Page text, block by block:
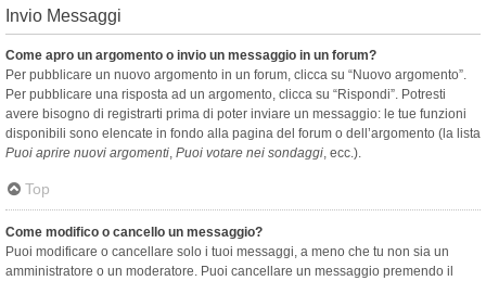
Invio Messaggi
Come apro un argomento o invio un messaggio in un forum?
Per pubblicare un nuovo argomento in un forum, clicca su “Nuovo argomento”.
Per pubblicare una risposta ad un argomento, clicca su “Rispondi”. Potresti
avere bisogno di registrarti prima di poter inviare un messaggio: le tue funzioni
disponibili sono elencate in fondo alla pagina del forum o dell’argomento (la lista
Puoi aprire nuovi argomenti, Puoi votare nei sondaggi, ecc.).
Top
Come modifico o cancello un messaggio?
Puoi modificare o cancellare solo i tuoi messaggi, a meno che tu non sia un
amministratore o un moderatore. Puoi cancellare un messaggio premendo il